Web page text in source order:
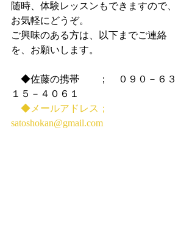
随時、体験レッスンもできますので、
お気軽にどうぞ。
ご興味のある方は、以下までご連絡
を、お願いします。
◆佐藤の携帯　　；　０９０－６３
１５－４０６１
◆メールアドレス；
satoshokan@gmail.com